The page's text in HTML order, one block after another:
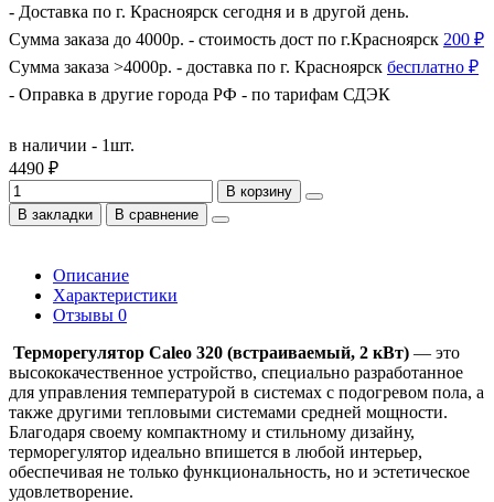
- Доставка по г. Красноярск сегодня и в другой день.
Сумма заказа до 4000р. - стоимость дост по г.Красноярск 200 ₽
Сумма заказа >4000р. - доставка по г. Красноярск бесплатно ₽
- Оправка в другие города РФ - по тарифам СДЭК
в наличии - 1шт.
4490 ₽
В корзину
В закладки
В сравнение
Описание
Характеристики
Отзывы 0
Терморегулятор Caleo 320 (встраиваемый, 2 кВт) — это
высококачественное устройство, специально разработанное
для управления температурой в системах с подогревом пола, а
также другими тепловыми системами средней мощности.
Благодаря своему компактному и стильному дизайну,
терморегулятор идеально впишется в любой интерьер,
обеспечивая не только функциональность, но и эстетическое
удовлетворение.